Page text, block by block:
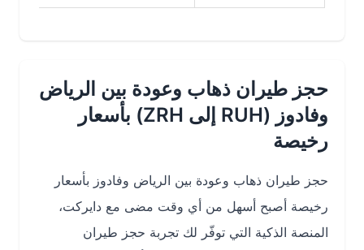
حجز طيران ذهاب وعودة بين الرياض
وفادوز (RUH إلى ZRH) بأسعار
رخيصة
حجز طيران ذهاب وعودة بين الرياض وفادوز بأسعار
رخيصة أصبح أسهل من أي وقت مضى مع دايركت،
المنصة الذكية التي توفّر لك تجربة حجز طيران